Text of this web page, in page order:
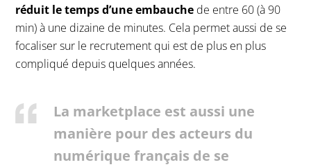
réduit le temps d’une embauche de entre 60 (à 90
min) à une dizaine de minutes. Cela permet aussi de se
focaliser sur le recrutement qui est de plus en plus
compliqué depuis quelques années.
La marketplace est aussi une
manière pour des acteurs du
numérique français de se